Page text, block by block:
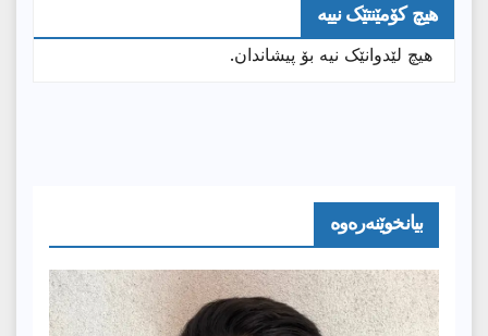
هیچ کۆمێنتێک نییە
هیچ لێدوانێک نیە بۆ پیشاندان.
بیانخوێنەرەوە